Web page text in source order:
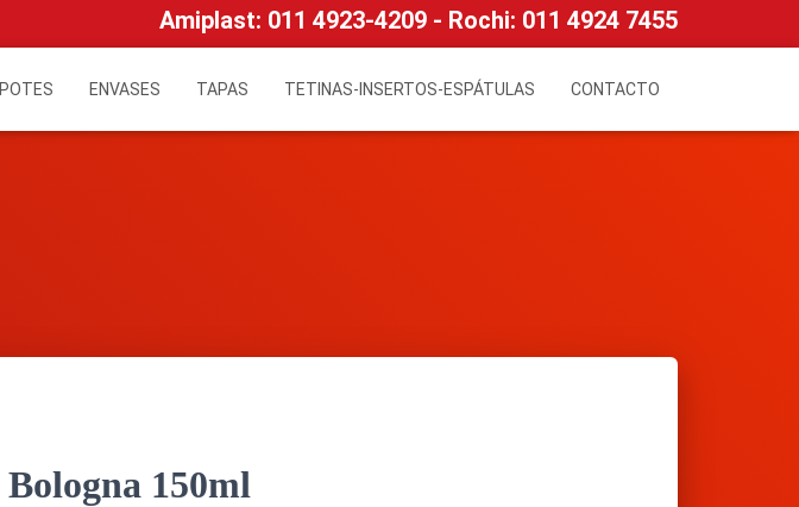
Amiplast: 011 4923-4209 - Rochi: 011 4924 7455
POTES ENVASES TAPAS TETINAS-INSERTOS-ESPÁTULAS CONTACTO
Bologna 150ml